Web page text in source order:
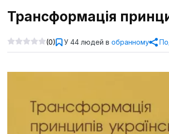
Трансформація
(0) У 44 людей в обранному